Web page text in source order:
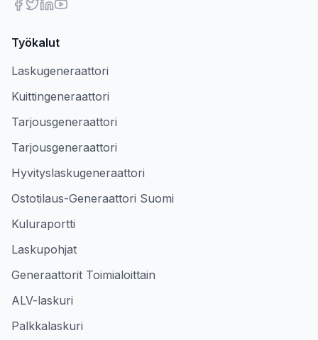
Työkalut
Laskugeneraattori
Kuittingeneraattori
Tarjousgeneraattori
Tarjousgeneraattori
Hyvityslaskugeneraattori
Ostotilaus-Generaattori Suomi
Kuluraportti
Laskupohjat
Generaattorit Toimialoittain
ALV-laskuri
Palkkalaskuri